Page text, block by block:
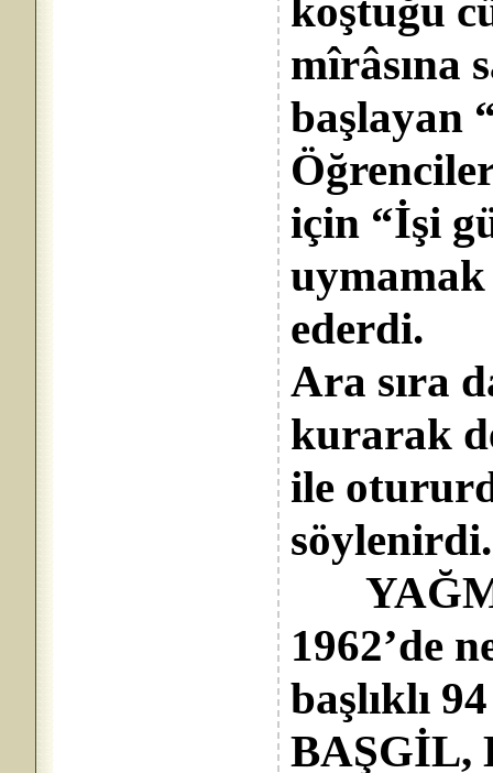
koştuğu
mîrâsına
başlayan
için “İşi
uymamak
ederdi.
Ara sıra
kurarak
ile
söylenirdi.
1962’de
başlıklı
BAŞGİL,